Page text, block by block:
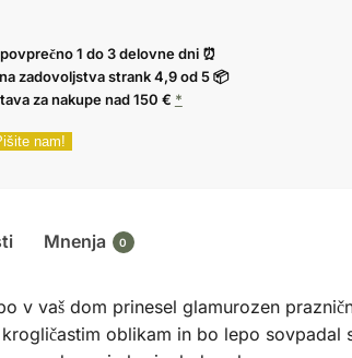
1 do 3 delovne dni ⏰
zadovoljstva strank4,9od5📦
za nakupe nad 150 € *
nam!
Mnenja 0
v vaš dom prinesel glamurozen
oblikam in bo lepo sovpadal